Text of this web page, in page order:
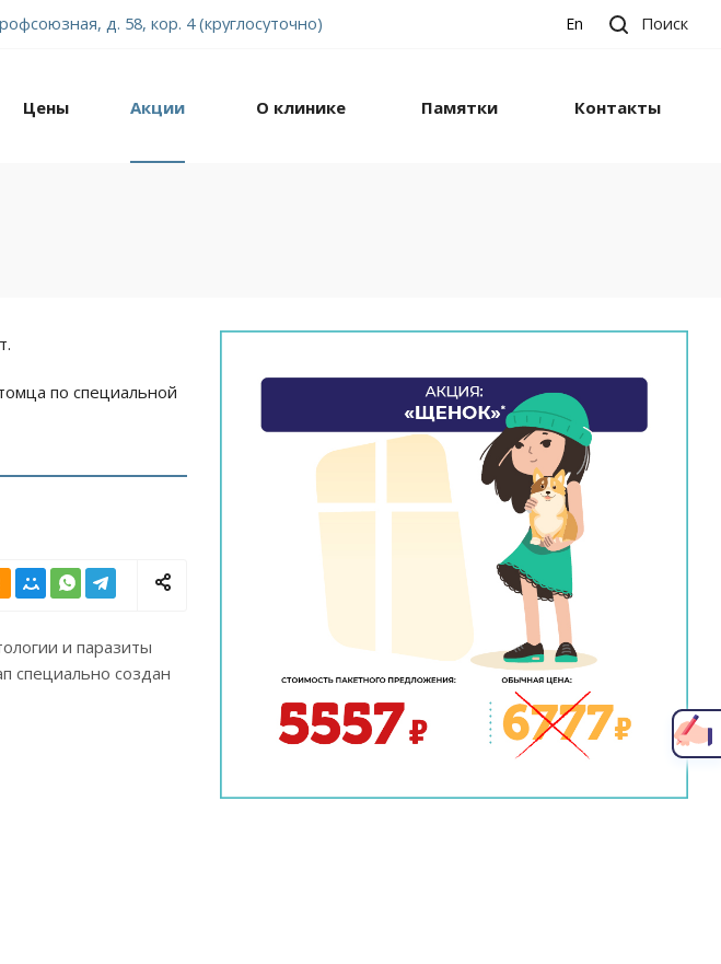
д. 58, кор. 4 (круглосуточно) En Поиск
Цены Акции О клинике Памятки Контакты
по специальной
и паразиты
специально создан
Написать главному врачу